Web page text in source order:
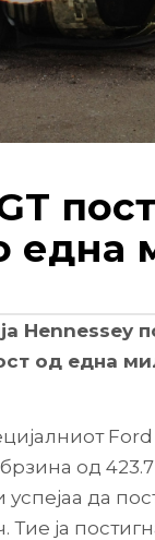
една
Hennessey
од една
Ford
од
успејаа да
ја